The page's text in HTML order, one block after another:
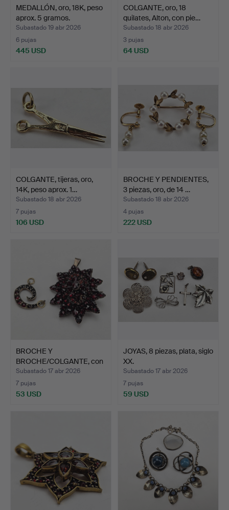
MEDALLÓN, oro, 18K, peso
aprox. 5 gramos.
Subastado 19 abr 2026
6 pujas
445 USD
COLGANTE, oro, 18
quilates, Alton, con pie…
Subastado 18 abr 2026
3 pujas
64 USD
COLGANTE, tijeras, oro,
14K, peso aprox. 1…
Subastado 18 abr 2026
7 pujas
106 USD
BROCHE Y PENDIENTES,
3 piezas, oro, de 14 …
Subastado 18 abr 2026
4 pujas
222 USD
BROCHE Y
BROCHE/COLGANTE, con
piedras roja…
Subastado 17 abr 2026
7 pujas
53 USD
JOYAS, 8 piezas, plata, siglo
XX.
Subastado 17 abr 2026
7 pujas
59 USD